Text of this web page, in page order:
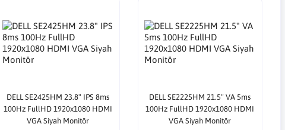
DELL SE2425HM 23.8" IPS 8ms
100Hz FullHD 1920x1080 HDMI
VGA Siyah Monitör
DELL SE2225HM 21.5" VA 5ms
100Hz FullHD 1920x1080 HDMI
VGA Siyah Monitör